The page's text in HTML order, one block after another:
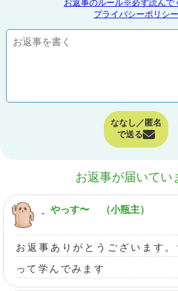
お返事のルール※必ず読んで
プライバシーポリシー
ななし／匿名
で送る
お返事が届いてい
やっす〜 （小瓶主）
お返事ありがとうございます
って学んでみます